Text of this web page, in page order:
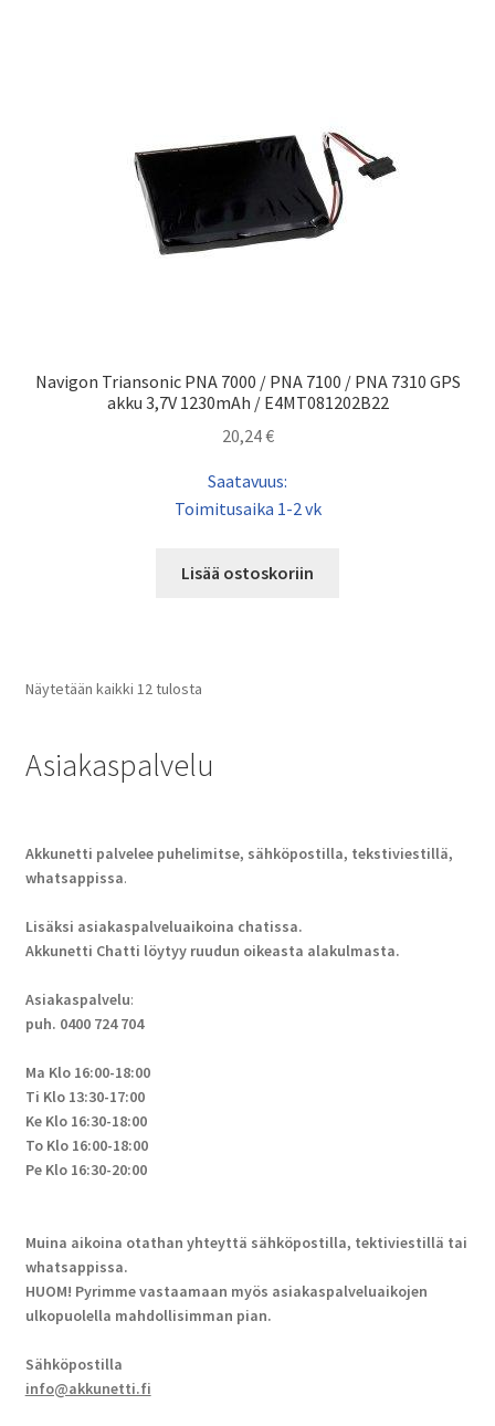
Navigon Triansonic PNA 7000 / PNA 7100 / PNA 7310 GPS
akku 3,7V 1230mAh / E4MT081202B22
20,24€
Saatavuus:
Toimitusaika 1-2 vk
Lisää ostoskoriin
Näytetään kaikki 12 tulosta
Asiakaspalvelu
Akkunetti palvelee puhelimitse, sähköpostilla, tekstiviestillä,
whatsappissa.
Lisäksi asiakaspalveluaikoina chatissa.
Akkunetti Chatti löytyy ruudun oikeasta alakulmasta.
Asiakaspalvelu:
puh. 0400 724 704
Ma Klo 16:00-18:00
Ti Klo 13:30-17:00
Ke Klo 16:30-18:00
To Klo 16:00-18:00
Pe Klo 16:30-20:00
Muina aikoina otathan yhteyttä sähköpostilla, tektiviestillä tai
whatsappissa.
HUOM! Pyrimme vastaamaan myös asiakaspalveluaikojen
ulkopuolella mahdollisimman pian.
Sähköpostilla
info@akkunetti.fi